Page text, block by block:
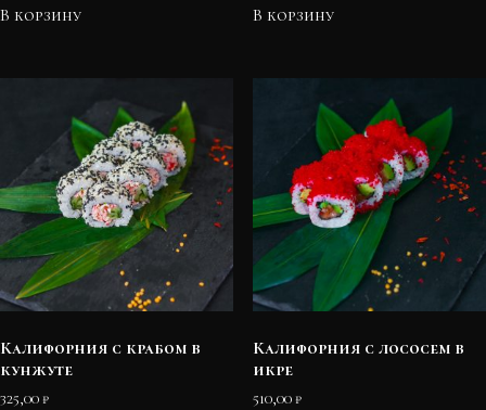
В корзину В корзину
Калифорния с крабом в
кунжуте
325,00 ₽
Калифорния с лососем в
икре
510,00 ₽